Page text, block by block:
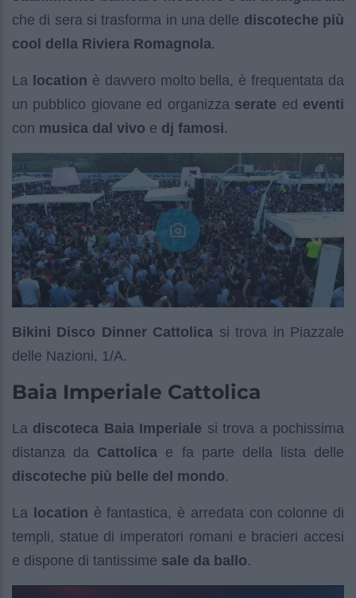
che di sera si trasforma in una delle discoteche più
cool della Riviera Romagnola.
La location è davvero molto bella, è frequentata da
un pubblico giovane ed organizza serate ed eventi
con musica dal vivo e dj famosi.
Bikini Disco Dinner Cattolica si trova in Piazzale
delle Nazioni, 1/A.
Baia Imperiale Cattolica
La discoteca Baia Imperiale si trova a pochissima
distanza da Cattolica e fa parte della lista delle
discoteche più belle del mondo.
La location è fantastica, è arredata con colonne di
templi, statue di imperatori romani e bracieri accesi
e dispone di tantissime sale da ballo.